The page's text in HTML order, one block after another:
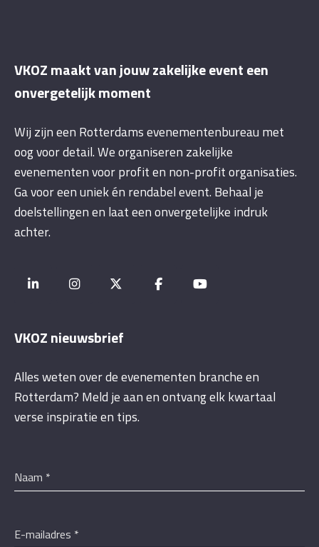
VKOZ maakt van jouw zakelijke event een
onvergetelijk moment
Wij zijn een Rotterdams evenementenbureau met
oog voor detail. We organiseren zakelijke
evenementen voor profit en non-profit organisaties.
Ga voor een uniek én rendabel event. Behaal je
doelstellingen en laat een onvergetelijke indruk
achter.
VKOZ nieuwsbrief
Alles weten over de evenementen branche en
Rotterdam? Meld je aan en ontvang elk kwartaal
verse inspiratie en tips.
Naam *
E-mailadres *